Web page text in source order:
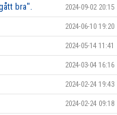
bra". 2024-09-02 20:15
2024-06-10 19:20
2024-05-14 11:41
2024-03-04 16:16
2024-02-24 19:43
2024-02-24 09:18